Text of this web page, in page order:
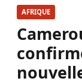
AFRIQUE